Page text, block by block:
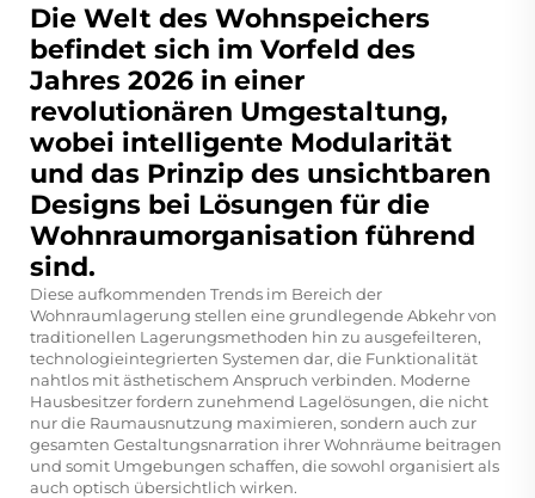
Die Welt des Wohnspeichers
befindet sich im Vorfeld des
Jahres 2026 in einer
revolutionären Umgestaltung,
wobei intelligente Modularität
und das Prinzip des unsichtbaren
Designs bei Lösungen für die
Wohnraumorganisation führend
sind.
Diese aufkommenden Trends im Bereich der
Wohnraumlagerung stellen eine grundlegende Abkehr von
traditionellen Lagerungsmethoden hin zu ausgefeilteren,
technologieintegrierten Systemen dar, die Funktionalität
nahtlos mit ästhetischem Anspruch verbinden. Moderne
Hausbesitzer fordern zunehmend Lagelösungen, die nicht
nur die Raumausnutzung maximieren, sondern auch zur
gesamten Gestaltungsnarration ihrer Wohnräume beitragen
und somit Umgebungen schaffen, die sowohl organisiert als
auch optisch übersichtlich wirken.